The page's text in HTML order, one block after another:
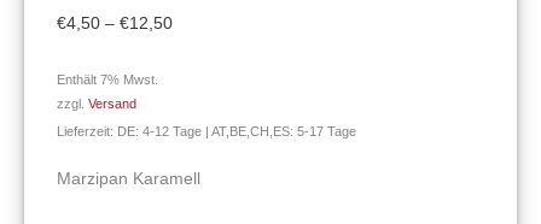
€4,50 –€12,50
Enthält 7% Mwst.
zzgl.Versand
Lieferzeit: DE: 4-12 Tage | AT,BE,CH,ES: 5-17 Tage
Marzipan Karamell